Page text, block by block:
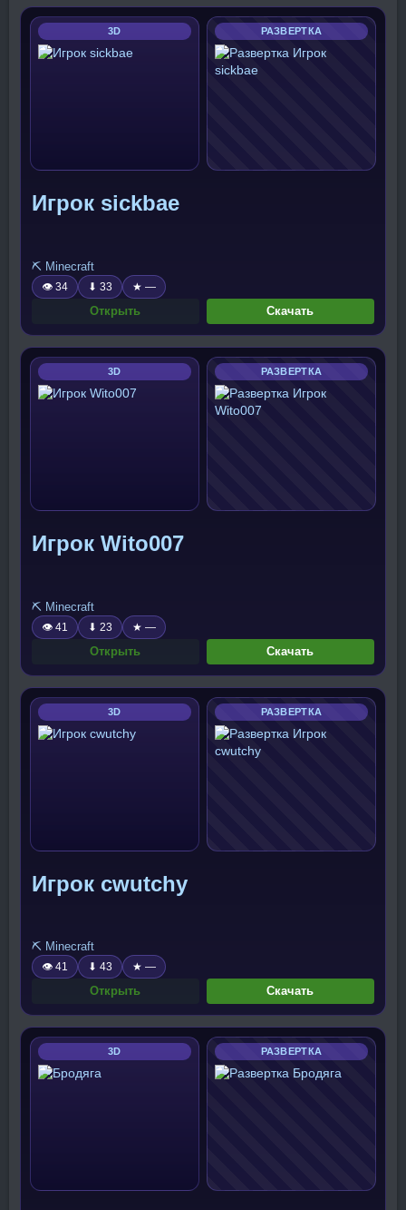
3D РАЗВЕРТКА
Игрок sickbae
⛏️ Minecraft
👁 34 ⬇ 33 ★ —
Открыть Скачать
3D РАЗВЕРТКА
Игрок Wito007
⛏️ Minecraft
👁 41 ⬇ 23 ★ —
Открыть Скачать
3D РАЗВЕРТКА
Игрок cwutchy
⛏️ Minecraft
👁 41 ⬇ 43 ★ —
Открыть Скачать
3D РАЗВЕРТКА